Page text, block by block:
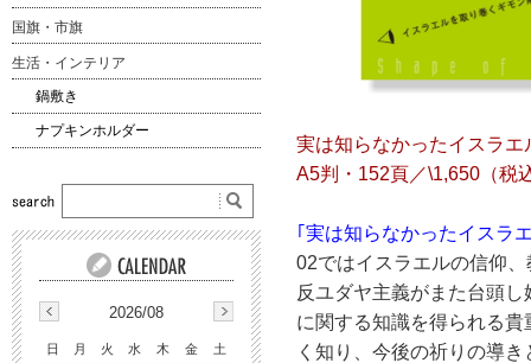
実は知らなかったイスラエ
A5判・152頁／\1,650（税
｢実は知らなかったイスラ
02ではイスラエルの信仰
反ユダヤ主義がまた台頭
に関する知識を得られる
く知り、今後の祈りの導
国旗・市旗
生活・インテリア
鍋敷き
ナプキンホルダー
2026/08
日 月 火 水 木 金
土